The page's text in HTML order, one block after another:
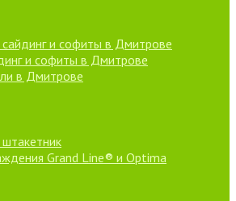
и софиты в Дмитрове
и софиты в Дмитрове
в Дмитрове
Grand Line® и Optima